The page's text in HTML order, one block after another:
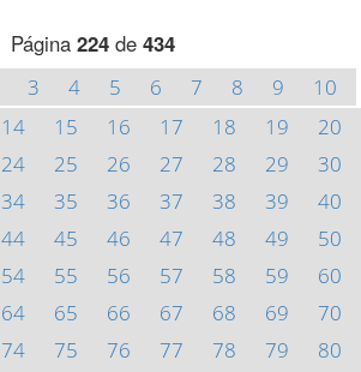
Página 224de 434
3 4 5 6 7 8 9
10
14 15 16 17 18 19
20
24 25 26 27 28 29
30
34 35 36 37 38 39
40
44 45 46 47 48 49
50
54 55 56 57 58 59
60
64 65 66 67 68 69
70
74 75 76 77 78 79
80